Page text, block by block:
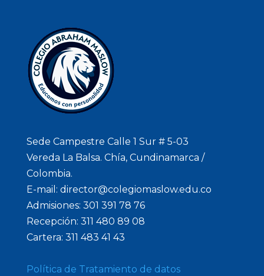
Sede Campestre Calle 1 Sur # 5-03
Vereda La Balsa. Chía, Cundinamarca /
Colombia.
E-mail: director@colegiomaslow.edu.co
Admisiones: 301 391 78 76
Recepción: 311 480 89 08
Cartera: 311 483 41 43
Política de Tratamiento de datos